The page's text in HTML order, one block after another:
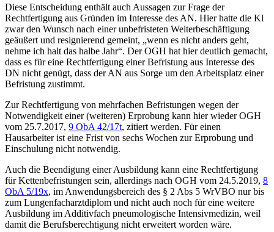
Diese Entscheidung enthält auch Aussagen zur Frage der
Rechtfertigung aus Gründen im Interesse des AN. Hier hatte die Kl
zwar den Wunsch nach einer unbefristeten Weiterbeschäftigung
geäußert und resignierend gemeint, „wenn es nicht anders geht,
nehme ich halt das halbe Jahr“. Der OGH hat hier deutlich gemacht,
dass es für eine Rechtfertigung einer Befristung aus Interesse des
DN nicht genügt, dass der AN aus Sorge um den Arbeitsplatz einer
Befristung zustimmt.
Zur Rechtfertigung von mehrfachen Befristungen wegen der
Notwendigkeit einer (weiteren) Erprobung kann hier wiederOGH
vom 25.7.2017, 9 ObA 42/17t, zitiert werden. Für einen
Hausarbeiter ist eine Frist von sechs Wochen zur Erprobung und
Einschulung nicht notwendig.
Auch die Beendigung einer Ausbildung kann eine Rechtfertigung
für Kettenbefristungen sein, allerdings nach OGH vom 24.5.2019, 8
ObA 5/19x, im Anwendungsbereich des § 2 Abs 5 WrVBO nur bis
zum Lungenfacharztdiplom und nicht auch noch für eine weitere
Ausbildung im Additivfach pneumologische Intensivmedizin, weil
damit die Berufsberechtigung nicht erweitert worden wäre.